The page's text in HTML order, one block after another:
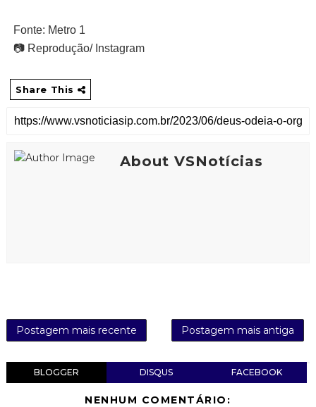
Fonte: Metro 1
📷 Reprodução/ Instagram
Share This
About VSNotícias
Postagem mais recente Postagem mais antiga
BLOGGER DISQUS FACEBOOK
NENHUM COMENTÁRIO: